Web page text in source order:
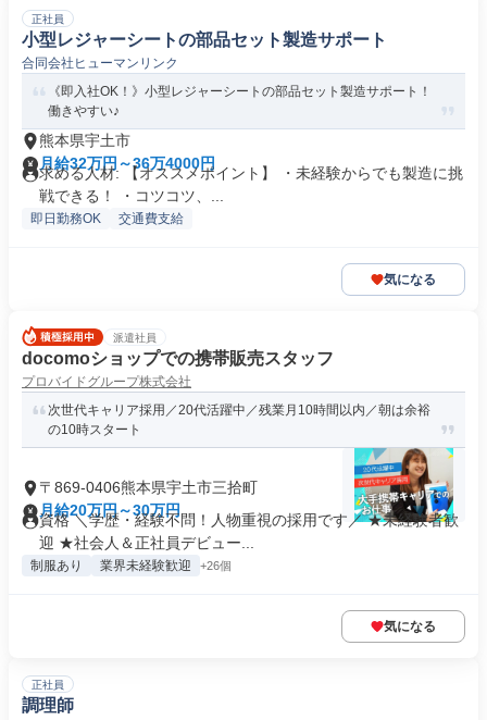
正社員
小型レジャーシートの部品セット製造サポート
合同会社ヒューマンリンク
《即入社OK！》小型レジャーシートの部品セット製造サポート！
働きやすい♪
熊本県宇土市
月給32万円～36万4000円
求める人材: 【オススメポイント】 ・未経験からでも製造に挑
戦できる！ ・コツコツ、...
即日勤務OK 交通費支給
気になる
派遣社員
docomoショップでの携帯販売スタッフ
プロバイドグループ株式会社
次世代キャリア採用／20代活躍中／残業月10時間以内／朝は余裕
の10時スタート
〒869-0406熊本県宇土市三拾町
月給20万円～30万円
資格 ＼学歴・経験不問！人物重視の採用です／ ★未経験者歓
迎 ★社会人＆正社員デビュー...
制服あり 業界未経験歓迎 +26個
気になる
正社員
調理師